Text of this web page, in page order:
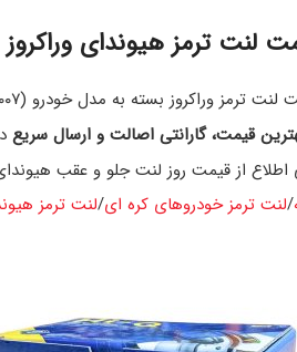
لنت ترمز هیوندای وراکروز
وراکروز بسته به مدل خودرو (۲۰۰۷ تا ۲۰۱۳) و محور جلو یا عقب متفاوت است. فروشگاه
قیمت، گارانتی اصالت و ارسال سریع
اطلاع از قیمت روز لنت جلو و عقب
لنت ترمز خودروهای کره ای لنت ترمز